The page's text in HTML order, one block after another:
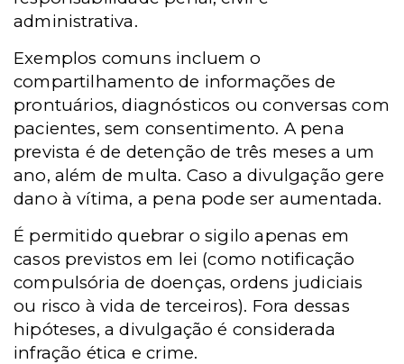
administrativa.
Exemplos comuns incluem o
compartilhamento de informações de
prontuários, diagnósticos ou conversas com
pacientes, sem consentimento. A pena
prevista é de detenção de três meses a um
ano, além de multa. Caso a divulgação gere
dano à vítima, a pena pode ser aumentada.
É permitido quebrar o sigilo apenas em
casos previstos em lei (como notificação
compulsória de doenças, ordens judiciais
ou risco à vida de terceiros). Fora dessas
hipóteses, a divulgação é considerada
infração ética e crime.